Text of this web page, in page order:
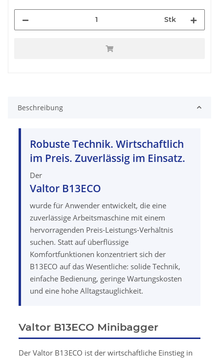
Stk
Beschreibung
Robuste Technik. Wirtschaftlich
im Preis. Zuverlässig im Einsatz.
Der
Valtor B13ECO
wurde für Anwender entwickelt, die eine
zuverlässige Arbeitsmaschine mit einem
hervorragenden Preis-Leistungs-Verhältnis
suchen. Statt auf überflüssige
Komfortfunktionen konzentriert sich der
B13ECO auf das Wesentliche: solide Technik,
einfache Bedienung, geringe Wartungskosten
und eine hohe Alltagstauglichkeit.
Valtor B13ECO Minibagger
Der Valtor B13ECO ist der wirtschaftliche Einstieg in